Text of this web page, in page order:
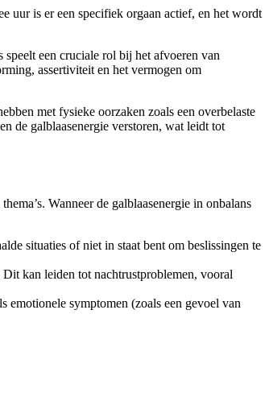
uur is er een specifiek orgaan actief, en het wordt
een cruciale rol bij het afvoeren van
assertiviteit en het vermogen om
met fysieke oorzaken zoals een overbelaste
de galblaasenergie verstoren, wat leidt tot
Wanneer de galblaasenergie in onbalans
situaties of niet in staat bent om beslissingen te
kan leiden tot nachtrustproblemen, vooral
emotionele symptomen (zoals een gevoel van